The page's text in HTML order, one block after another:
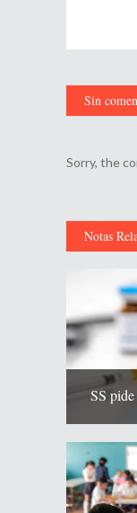
Sin
Sorry, the
Notas
SS